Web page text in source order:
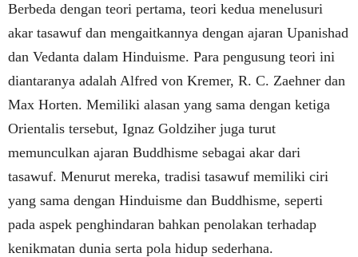
Berbeda dengan teori pertama, teori kedua menelusuri
akar tasawuf dan mengaitkannya dengan ajaran Upanishad
dan Vedanta dalam Hinduisme. Para pengusung teori ini
diantaranya adalah Alfred von Kremer, R. C. Zaehner dan
Max Horten. Memiliki alasan yang sama dengan ketiga
Orientalis tersebut, Ignaz Goldziher juga turut
memunculkan ajaran Buddhisme sebagai akar dari
tasawuf. Menurut mereka, tradisi tasawuf memiliki ciri
yang sama dengan Hinduisme dan Buddhisme, seperti
pada aspek penghindaran bahkan penolakan terhadap
kenikmatan dunia serta pola hidup sederhana.